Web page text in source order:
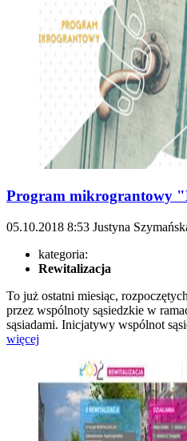
Program mikrograntowy
05.10.2018 8:53 Justyna
kategoria:
Rewitalizacja
To już ostatni miesiąc,
przez wspólnoty sąsiedzkie w
sąsiadami. Inicjatywy wspólnot
więcej